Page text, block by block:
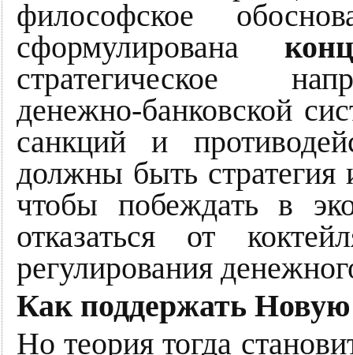
философское
сформулирована
стратегическое
денежно-банковской
санкций и
должны быть стратегия
чтобы побеждать в
отказаться от
регулирования
Как поддержать
Но теория тогда